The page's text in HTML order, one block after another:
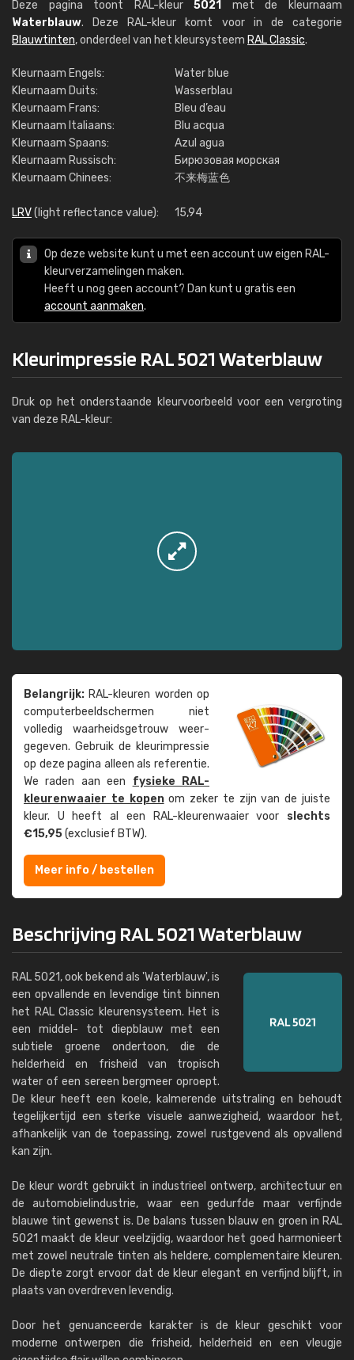
Deze pagina toont RAL-kleur5021
met de kleurnaam
Waterblauw. Deze RAL-kleur komt voor in de categorie
Blauwtinten, onderdeel van het kleursysteem RAL Classic.
Kleurnaam Engels:
Water blue
Kleurnaam Duits:
Wasserblau
Kleurnaam Frans:
Bleu d’eau
Kleurnaam Italiaans:
Blu acqua
Kleurnaam Spaans:
Azul agua
Kleurnaam Russisch:
Бирюзовая морская
Kleurnaam Chinees:
不来梅蓝色
LRV(light reflectance value): 15,94
Op deze website kunt u met een account uw eigen RAL-
kleurverzamelingen maken.
Heeft u nog geen account? Dan kunt u gratis een
account aanmaken.
Kleurimpressie RAL 5021 Waterblauw
Druk op het onderstaande kleurvoorbeeld voor een vergroting
van deze RAL-kleur:
Belangrijk: RAL-kleuren worden op
computer­beeld­schermen niet
volledig waarheids­­getrouw weer­
gegeven. Gebruik de kleur­impressie
op deze pagina alleen als referentie.
We raden aan een fysieke RAL-
kleuren­waaier te kopenom zeker te zijn van de juiste
kleur. U heeft al een RAL-kleuren­waaier voor slechts
€15,95(exclusief BTW).
Meer info / bestellen
Beschrijving RAL 5021 Waterblauw
RAL 5021, ook bekend als 'Waterblauw', is
een opvallende en levendige tint binnen
het RAL Classic kleurensysteem. Het is
een middel- tot diepblauw met een
subtiele groene ondertoon, die de
helderheid en frisheid van tropisch
water of een sereen bergmeer oproept.
De kleur heeft een koele, kalmerende uitstraling en behoudt
tegelijkertijd een sterke visuele aanwezigheid, waardoor het,
afhankelijk van de toepassing, zowel rustgevend als opvallend
kan zijn.
De kleur wordt gebruikt in industrieel ontwerp, architectuur en
de automobielindustrie, waar een gedurfde maar verfijnde
blauwe tint gewenst is. De balans tussen blauw en groen in RAL
5021 maakt de kleur veelzijdig, waardoor het goed harmonieert
met zowel neutrale tinten als heldere, complementaire kleuren.
De diepte zorgt ervoor dat de kleur elegant en verfijnd blijft, in
plaats van overdreven levendig.
Door het genuanceerde karakter is de kleur geschikt voor
moderne ontwerpen die frisheid, helderheid en een vleugje